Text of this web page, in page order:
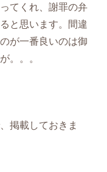
てくれ、謝罪の弁
と思います。間違
が一番良いのは御
。。。
掲載しておきま